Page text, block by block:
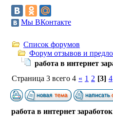
Мы ВКонтакте
Список форумов
Форум отзывов и
работа в интернет
Страница 3 всего 4 « 1 2 [3] 4
работа в интернет